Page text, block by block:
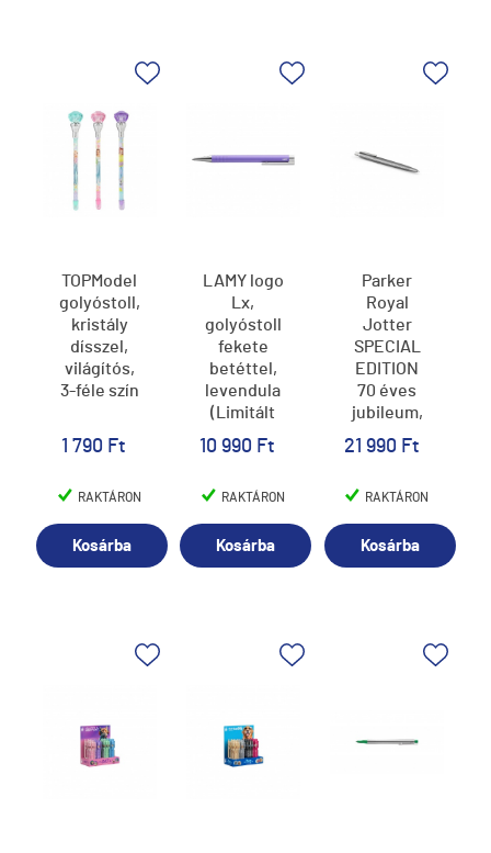
TOPModel
golyóstoll,
kristály
dísszel,
világítós,
3-féle szín
1 790 Ft
RAKTÁRON
Kosárba
LAMY logo
Lx,
golyóstoll
fekete
betéttel,
levendula
(Limitált
Kiadás),
2L6
10 990 Ft
RAKTÁRON
Kosárba
Parker
Royal
Jotter
SPECIAL
EDITION
70 éves
jubileum,
Golyóstoll
cizellált,
klipsz
2205530
21 990 Ft
RAKTÁRON
Kosárba